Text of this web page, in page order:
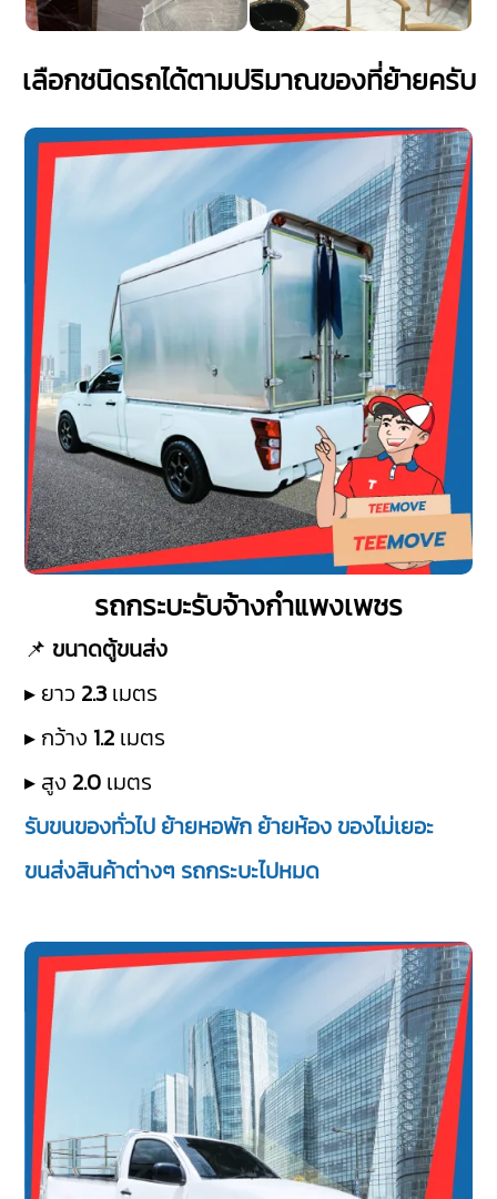
เลือกชนิดรถได้ตามปริมาณของที่ย้ายครับ
รถกระบะรับจ้างกำแพงเพชร
📌 ขนาดตู้ขนส่ง
▸ ยาว 2.3 เมตร
▸ กว้าง 1.2 เมตร
▸ สูง 2.0 เมตร
รับขนของทั่วไป ย้ายหอพัก ย้ายห้อง ของไม่เยอะ
ขนส่งสินค้าต่างๆ รถกระบะไปหมด